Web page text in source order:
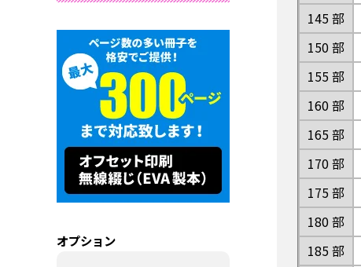
145 部
150 部
155 部
160 部
165 部
170 部
175 部
180 部
185 部
オプション